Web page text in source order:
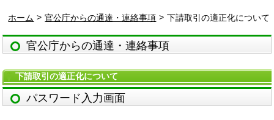
ホーム > 官公庁からの通達・連絡事項 > 下請取引の適正化について
官公庁からの通達・連絡事項
下請取引の適正化について
パスワード入力画面